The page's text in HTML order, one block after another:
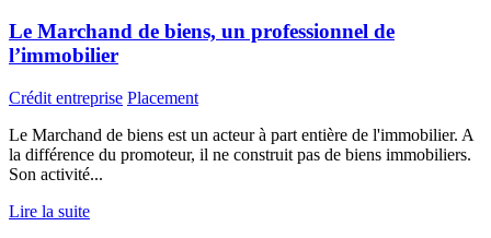
Le Marchand de biens, un professionnel de
l’immobilier
Crédit entreprise Placement
Le Marchand de biens est un acteur à part entière de l'immobilier. A
la différence du promoteur, il ne construit pas de biens immobiliers.
Son activité...
Lire la suite